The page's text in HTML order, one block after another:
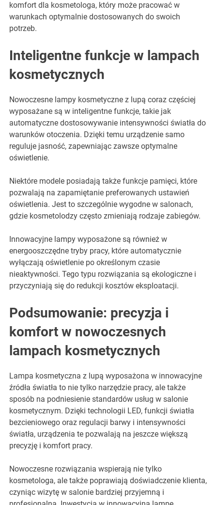
komfort dla kosmetologa, który może pracować w
warunkach optymalnie dostosowanych do swoich
potrzeb.
Inteligentne funkcje w lampach
kosmetycznych
Nowoczesne lampy kosmetyczne z lupą coraz częściej
wyposażane są w inteligentne funkcje, takie jak
automatyczne dostosowywanie intensywności światła do
warunków otoczenia. Dzięki temu urządzenie samo
reguluje jasność, zapewniając zawsze optymalne
oświetlenie.
Niektóre modele posiadają także funkcje pamięci, które
pozwalają na zapamiętanie preferowanych ustawień
oświetlenia. Jest to szczególnie wygodne w salonach,
gdzie kosmetolodzy często zmieniają rodzaje zabiegów.
Innowacyjne lampy wyposażone są również w
energooszczędne tryby pracy, które automatycznie
wyłączają oświetlenie po określonym czasie
nieaktywności. Tego typu rozwiązania są ekologiczne i
przyczyniają się do redukcji kosztów eksploatacji.
Podsumowanie: precyzja i
komfort w nowoczesnych
lampach kosmetycznych
Lampa kosmetyczna z lupą wyposażona w innowacyjne
źródła światła to nie tylko narzędzie pracy, ale także
sposób na podniesienie standardów usług w salonie
kosmetycznym. Dzięki technologii LED, funkcji światła
bezcieniowego oraz regulacji barwy i intensywności
światła, urządzenia te pozwalają na jeszcze większą
precyzję i komfort pracy.
Nowoczesne rozwiązania wspierają nie tylko
kosmetologa, ale także poprawiają doświadczenie klienta,
czyniąc wizytę w salonie bardziej przyjemną i